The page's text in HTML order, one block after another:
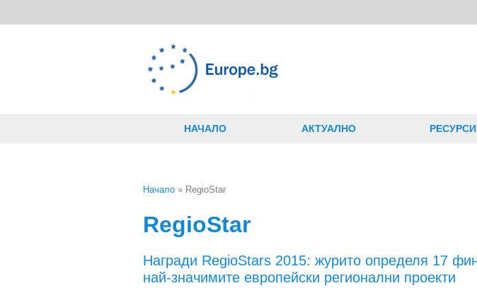
НАЧАЛО АКТУАЛНО РЕСУРСИ
Начало » RegioStar
RegioStar
Награди RegioStars 2015: журито определя 17
най-значимите европейски регионални проекти